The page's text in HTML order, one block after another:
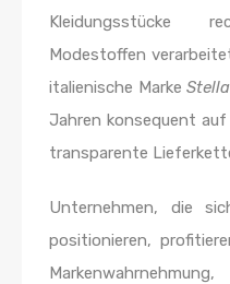
Kleidungsstücke
Modestoffen
italienische Marke
Jahren konsequent
transparente
Unternehmen, die
positionieren,